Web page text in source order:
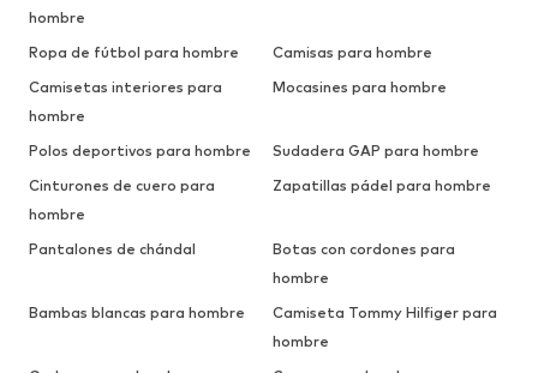
hombre
Ropa de fútbol para hombre
Camisas para hombre
Camisetas interiores para
hombre
Mocasines para hombre
Polos deportivos para hombre
Sudadera GAP para hombre
Cinturones de cuero para
hombre
Zapatillas pádel para hombre
Pantalones de chándal
Botas con cordones para
hombre
Bambas blancas para hombre
Camiseta Tommy Hilfiger para
hombre